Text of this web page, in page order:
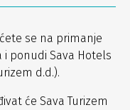
se na primanje
ponudi Sava Hotels
d.d.).
će Sava Turizem